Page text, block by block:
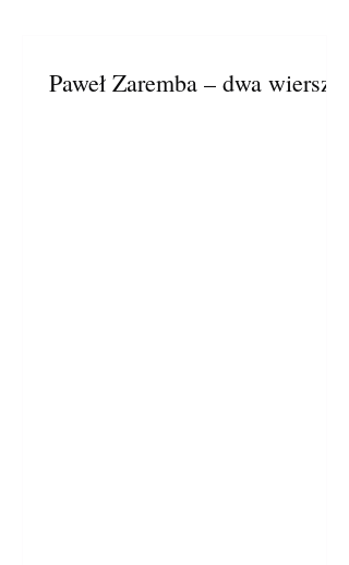
Paweł Zaremba – dwa wiersze